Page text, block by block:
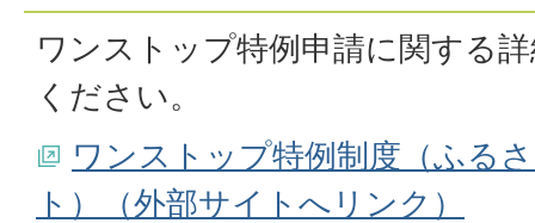
ワンストップ特例申請に関する
ください。
ワンストップ特例制度（ふる
ト）（外部サイトへリンク）